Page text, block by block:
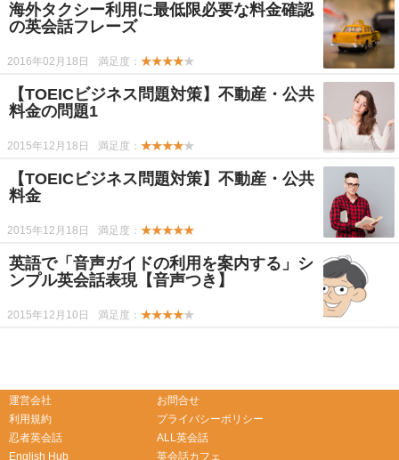
海外タクシー利用に最低限必要な料金確認
の英会話フレーズ
2016年02月18日 満足度： ★★★★★
【TOEICビジネス問題対策】不動産・公共
料金の問題1
2015年12月18日 満足度： ★★★★★
【TOEICビジネス問題対策】不動産・公共
料金
2015年12月18日 満足度： ★★★★★
英語で「音声ガイドの利用を案内する」シ
ンプル英会話表現【音声つき】
2015年12月10日 満足度： ★★★★★
運営会社
お問合せ
利用規約
プライバシーポリシー
忍者英会話
ALL英会話
English Hub
英会話カフェ